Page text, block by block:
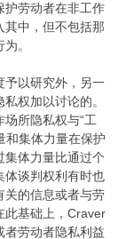
护劳动者在非工作
其中，但不包括那
。
予以研究外，另一
权加以讨论的。
所隐私权与“工
和集体力量在保护
集体力量比通过个
体谈判权利有时也
关的信息或者与劳
此基础上，Craver
者劳动者隐私利益